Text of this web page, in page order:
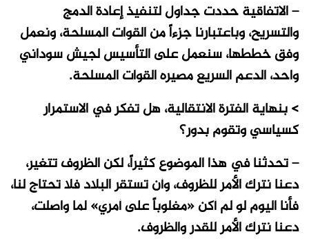
– الاتفاقية حددت جداول لتنفيذ إعادة الدمج
والتسريح، وباعتبارنا جزءاً من القوات المسلحة، ونعمل
وفق خططها، سنعمل على التأسيس لجيش سوداني
واحد، الدعم السريع مصيره القوات المسلحة.
> بنهاية الفترة الانتقالية، هل تفكر في الاستمرار
كسياسي وتقوم بدور؟
– تحدثنا في هذا الموضوع كثيراً، لكن الظروف تتغير،
دعنا نترك الأمر للظروف، وأن تستقر البلاد فلا تحتاج لنا،
فأنا اليوم لو لم أكن «مغلوباً على أمري» لما واصلت،
دعنا نترك الأمر للقدر والظروف.